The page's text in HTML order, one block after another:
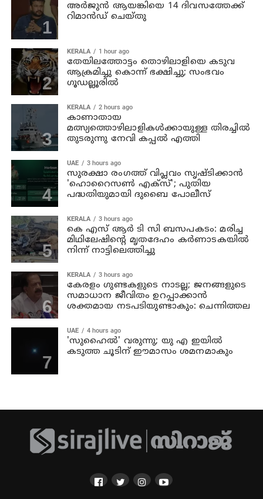
അര്‍ജുന്‍ ആയങ്കിയെ 14 ദിവസത്തേക്ക്
റിമാൻഡ് ചെയ്തു
KERALA 1 hour ago
തേയിലത്തോട്ടം തൊഴിലാളിയെ കടുവ
ആക്രമിച്ചു കൊന്ന് ഭക്ഷിച്ചു; സംഭവം
ഗൂഡല്ലൂരില്‍
KERALA 2 hours ago
കാണാതായ
മത്സ്യത്തൊഴിലാളികള്‍ക്കായുള്ള തിരച്ചില്‍
തുടരുന്നു നേവി കപ്പല്‍ എത്തി
UAE 3 hours ago
സുരക്ഷാ രംഗത്ത് വിപ്ലവം സൃഷ്ടിക്കാന്‍
'ഹൊറൈസണ്‍ എക്‌സ്'; പുതിയ
പദ്ധതിയുമായി ദുബൈ പോലീസ്
KERALA 3 hours ago
കെ എസ് ആര്‍ ടി സി ബസപകടം: മരിച്ച
മിഥിലേഷിന്റെ മൃതദേഹം കര്‍ണാടകയില്‍
നിന്ന് നാട്ടിലെത്തിച്ചു
KERALA 3 hours ago
കേരളം ഗുണ്ടകളുടെ നാടല്ല; ജനങ്ങളുടെ
സമാധാന ജീവിതം ഉറപ്പാക്കാന്‍
ശക്തമായ നടപടിയുണ്ടാകും: ചെന്നിത്തല
UAE 4 hours ago
'സുഹൈല്‍' വരുന്നു; യു എ ഇയില്‍
കടുത്ത ചൂടിന് ഈമാസം ശമനമാകും